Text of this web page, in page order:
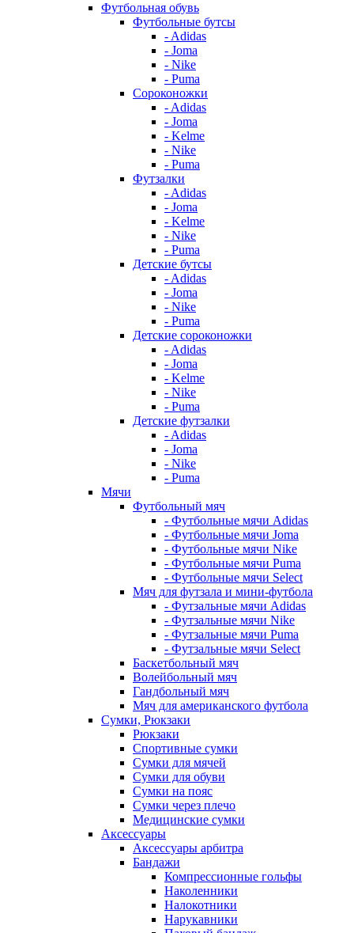
Футбольная обувь
Футбольные бутсы
- Adidas
- Joma
- Nike
- Puma
Сороконожки
- Adidas
- Joma
- Kelme
- Nike
- Puma
Футзалки
- Adidas
- Joma
- Kelme
- Nike
- Puma
Детские бутсы
- Adidas
- Joma
- Nike
- Puma
Детские сороконожки
- Adidas
- Joma
- Kelme
- Nike
- Puma
Детские футзалки
- Adidas
- Joma
- Nike
- Puma
Мячи
Футбольный мяч
- Футбольные мячи Adidas
- Футбольные мячи Joma
- Футбольные мячи Nike
- Футбольные мячи Puma
- Футбольные мячи Select
Мяч для футзала и мини-футбола
- Футзальные мячи Adidas
- Футзальные мячи Nike
- Футзальные мячи Puma
- Футзальные мячи Select
Баскетбольный мяч
Волейбольный мяч
Гандбольный мяч
Мяч для американского футбола
Сумки, Рюкзаки
Рюкзаки
Спортивные сумки
Сумки для мячей
Сумки для обуви
Сумки на пояс
Сумки через плечо
Медицинские сумки
Аксессуары
Аксессуары арбитра
Бандажи
Компрессионные гольфы
Наколенники
Налокотники
Нарукавники